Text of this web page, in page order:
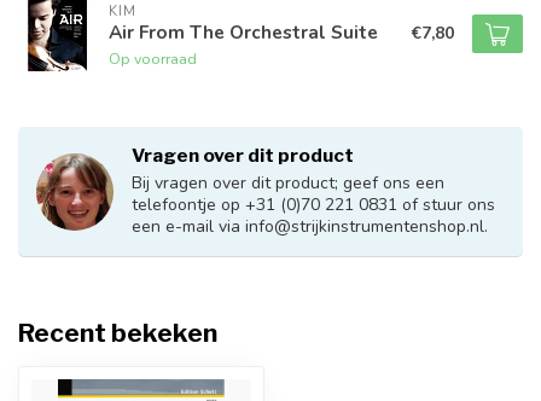
KIM
Air From The Orchestral Suite
Op voorraad
€7,80
Vragen over dit product
Bij vragen over dit product; geef ons een
telefoontje op +31 (0)70 221 0831 of stuur ons
een e-mail via info@strijkinstrumentenshop.nl.
Recent bekeken